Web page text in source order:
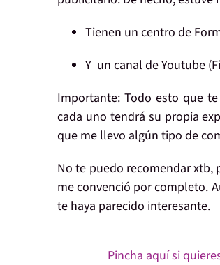
Tienen un centro de
Y un canal de Youtube
Importante: Todo esto que
cada uno tendrá su propia
que me llevo algún tipo de
No te puedo recomendar xtb,
me convenció por completo.
te haya parecido interesante.
Pincha aquí si